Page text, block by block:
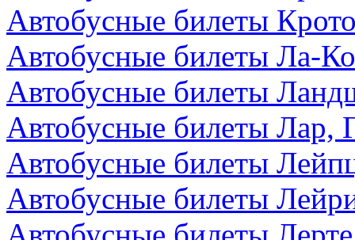
Автобусные билеты
Автобусные билеты Ла-
Автобусные билеты
Автобусные билеты Лар,
Автобусные билеты
Автобусные билеты